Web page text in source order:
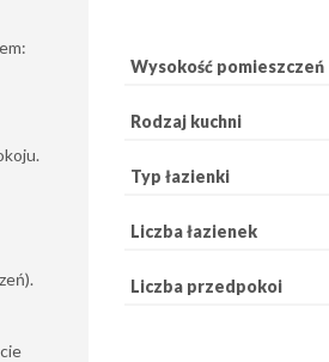
Wysokość pomieszczeń
Rodzaj kuchni
Typ łazienki
Liczba łazienek
Liczba przedpokoi